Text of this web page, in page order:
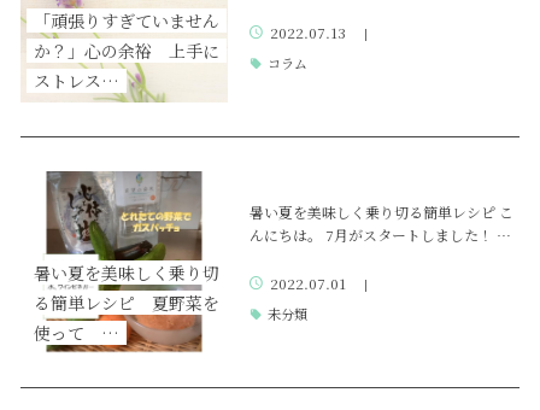
「頑張りすぎていません
か？」心の余裕 上手に
ストレス…
2022.07.13
コラム
暑い夏を美味しく乗り切
る簡単レシピ 夏野菜を
使って …
暑い夏を美味しく乗り切る簡単レシピ こ
んにちは。 7月がスタートしました！ …
2022.07.01
未分類